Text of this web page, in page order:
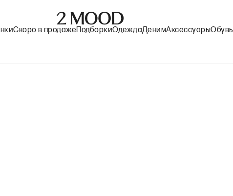
Скоро в продаже ПодборкиОдеждаДенимАксессуарыОбувь